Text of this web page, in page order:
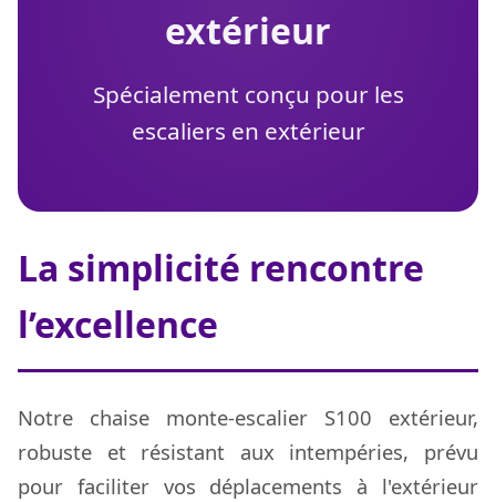
extérieur
Spécialement conçu pour les
escaliers en extérieur
La simplicité rencontre
l’excellence
Notre chaise monte-escalier S100 extérieur,
robuste et résistant aux intempéries, prévu
pour faciliter vos déplacements à l'extérieur